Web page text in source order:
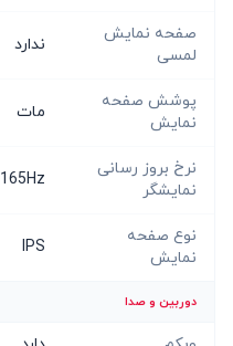
صفحه نمایش
لمسی
ندارد
پوشش صفحه
نمایش
مات
نرخ بروز رسانی
نمایشگر
165Hz
نوع صفحه
نمایش
IPS
دوربین و صدا